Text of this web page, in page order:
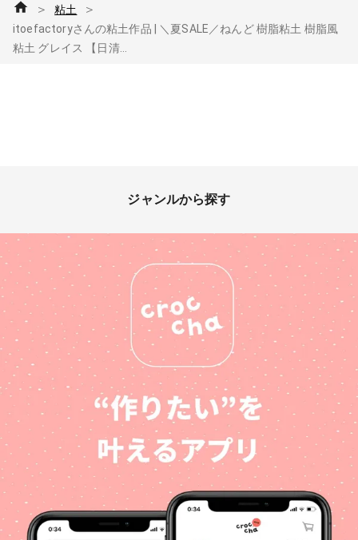
＞ 粘土 ＞
itoefactoryさんの粘土作品 | ＼夏SALE／ねんど 樹脂粘土 樹脂風
粘土 グレイス 【日清...
ジャンルから探す